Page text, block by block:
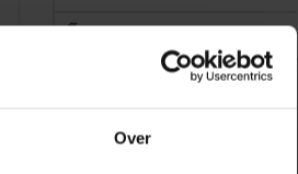
Over
Klantbeoordeling